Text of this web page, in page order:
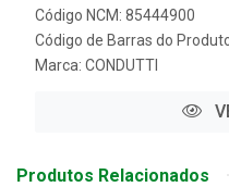
Código NCM: 85444900
Código de Barras do
Marca: CONDUTTI
Produtos Relacionados